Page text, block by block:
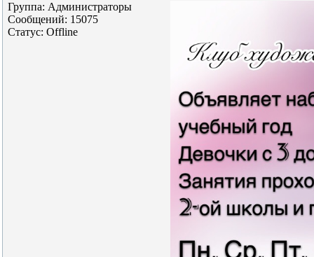
Группа: Администраторы
Сообщений: 15075
Статус: Offline